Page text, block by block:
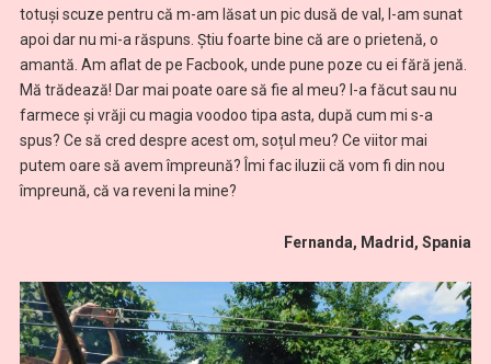
totuşi scuze pentru că m-am lăsat un pic dusă de val, l-am sunat
apoi dar nu mi-a răspuns. Știu foarte bine că are o prietenă, o
amantă. Am aflat de pe Facbook, unde pune poze cu ei fără jenă.
Mă trădează! Dar mai poate oare să fie al meu? I-a făcut sau nu
farmece și vrăji cu magia voodoo tipa asta, după cum mi s-a
spus? Ce să cred despre acest om, soțul meu? Ce viitor mai
putem oare să avem împreună? Îmi fac iluzii că vom fi din nou
împreună, că va reveni la mine?
Fernanda, Madrid, Spania